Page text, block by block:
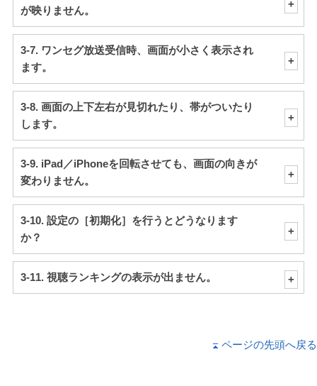
が映りません。
3-7. ワンセグ放送受信時、画面が小さく表示され
ます。
3-8. 画面の上下左右が見切れたり、帯がついたり
します。
3-9. iPad／iPhoneを回転させても、画面の向きが
変わりません。
3-10. 設定の［初期化］を行うとどうなります
か？
3-11. 視聴ランキングの表示が出ません。
ページの先頭へ戻る